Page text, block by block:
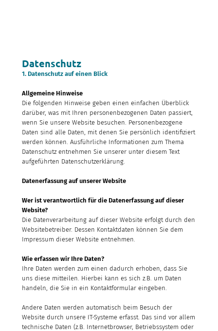
Datenschutz
1. Datenschutz auf einen Blick
Allgemeine Hinweise
Die folgenden Hinweise geben einen einfachen Überblick
darüber, was mit Ihren personenbezogenen Daten passiert,
wenn Sie unsere Website besuchen. Personenbezogene
Daten sind alle Daten, mit denen Sie persönlich identifiziert
werden können. Ausführliche Informationen zum Thema
Datenschutz entnehmen Sie unserer unter diesem Text
aufgeführten Datenschutzerklärung.
Datenerfassung auf unserer Website
Wer ist verantwortlich für die Datenerfassung auf dieser
Website?
Die Datenverarbeitung auf dieser Website erfolgt durch den
Websitebetreiber. Dessen Kontaktdaten können Sie dem
Impressum dieser Website entnehmen.
Wie erfassen wir Ihre Daten?
Ihre Daten werden zum einen dadurch erhoben, dass Sie
uns diese mitteilen. Hierbei kann es sich z.B. um Daten
handeln, die Sie in ein Kontaktformular eingeben.
Andere Daten werden automatisch beim Besuch der
Website durch unsere IT-Systeme erfasst. Das sind vor allem
technische Daten (z.B. Internetbrowser, Betriebssystem oder